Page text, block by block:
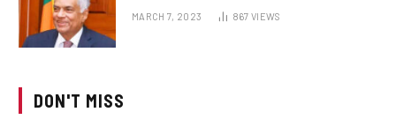
MARCH 7, 2023 867 VIEWS
DON'T MISS